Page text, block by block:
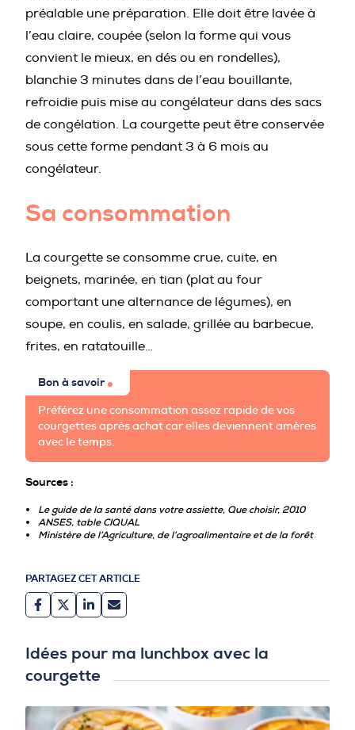
préalable une préparation. Elle doit être lavée à
l’eau claire, coupée (selon la forme qui vous
convient le mieux, en dés ou en rondelles),
blanchie 3 minutes dans de l’eau bouillante,
refroidie puis mise au congélateur dans des sacs
de congélation. La courgette peut être conservée
sous cette forme pendant 3 à 6 mois au
congélateur.
Sa consommation
La courgette se consomme crue, cuite, en
beignets, marinée, en tian (plat au four
comportant une alternance de légumes), en
soupe, en coulis, en salade, grillée au barbecue,
frites, en ratatouille…
Bon à savoir
Préférez une consommation assez rapide de vos
courgettes après achat car elles deviennent amères
avec le temps.
Sources :
Le guide de la santé dans votre assiette, Que choisir, 2010
ANSES, table CIQUAL
Ministère de l’Agriculture, de l’agroalimentaire et de la forêt
PARTAGEZ CET ARTICLE
Idées pour ma lunchbox avec la
courgette